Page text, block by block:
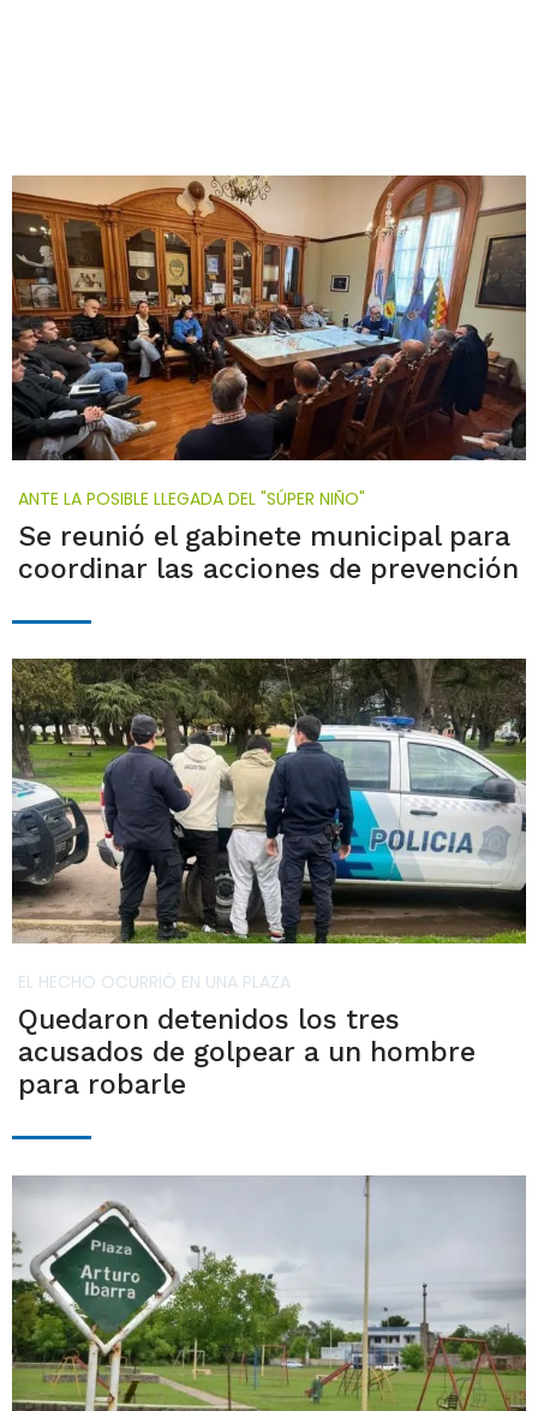
ANTE LA POSIBLE LLEGADA DEL "SÚPER NIÑO"
Se reunió el gabinete municipal para
coordinar las acciones de prevención
EL HECHO OCURRIÓ EN UNA PLAZA
Quedaron detenidos los tres
acusados de golpear a un hombre
para robarle